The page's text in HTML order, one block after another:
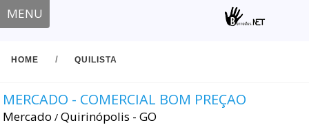
MENU
HOME / QUILISTA
MERCADO - COMERCIAL BOM PREÇAO
Mercado / Quirinópolis - GO